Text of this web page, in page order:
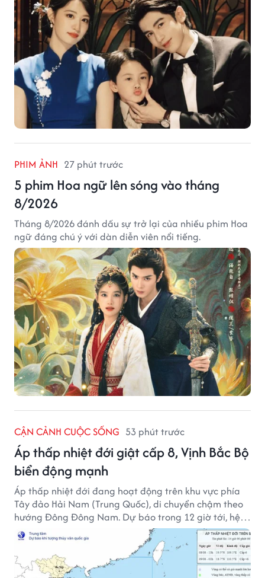
PHIM ẢNH 27 phút trước
5 phim Hoa ngữ lên sóng vào tháng
8/2026
Tháng 8/2026 đánh dấu sự trở lại của nhiều phim Hoa
ngữ đáng chú ý với dàn diễn viên nổi tiếng.
CẬN CẢNH CUỘC SỐNG 53 phút trước
Áp thấp nhiệt đới giật cấp 8, Vịnh Bắc Bộ
biển động mạnh
Áp thấp nhiệt đới đang hoạt động trên khu vực phía
Tây đảo Hải Nam (Trung Quốc), di chuyển chậm theo
hướng Đông Đông Nam. Dự báo trong 12 giờ tới, hệ
thống này suy yếu dần thành vùng áp thấp.